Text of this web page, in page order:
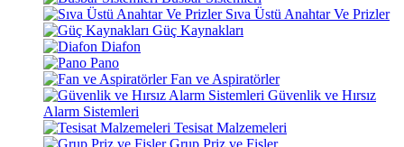
Sıva Üstü Anahtar Ve Prizler
Güç Kaynakları
Diafon
Pano
Fan ve Aspiratörler
Güvenlik ve Hırsız
Alarm Sistemleri
Tesisat Malzemeleri
Grup Priz ve Fişler